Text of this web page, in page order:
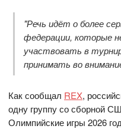
"Речь идёт о более
федерации, которые
участвовать в
принимать во
Как сообщал REX,
одну группу со сборной
Олимпийские игры 2026